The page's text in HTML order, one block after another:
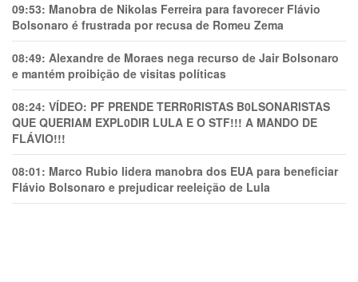
09:53: Manobra de Nikolas Ferreira para favorecer Flávio
Bolsonaro é frustrada por recusa de Romeu Zema
08:49: Alexandre de Moraes nega recurso de Jair Bolsonaro
e mantém proibição de visitas políticas
08:24: VÍDEO: PF PRENDE TERR0RlSTAS B0LSONARlSTAS
QUE QUERIAM EXPL0DlR LULA E O STF!!! A MANDO DE
FLÁVIO!!!
08:01: Marco Rubio lidera manobra dos EUA para beneficiar
Flávio Bolsonaro e prejudicar reeleição de Lula